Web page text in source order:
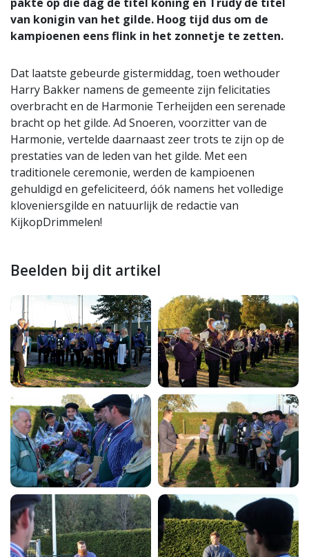
van konigin van het gilde. Hoog tijd dus om de
kampioenen eens flink in het zonnetje te zetten.
Dat laatste gebeurde gistermiddag, toen wethouder
Harry Bakker namens de gemeente zijn felicitaties
overbracht en de Harmonie Terheijden een serenade
bracht op het gilde. Ad Snoeren, voorzitter van de
Harmonie, vertelde daarnaast zeer trots te zijn op de
prestaties van de leden van het gilde. Met een
traditionele ceremonie, werden de kampioenen
gehuldigd en gefeliciteerd, óók namens het volledige
kloveniersgilde en natuurlijk de redactie van
KijkopDrimmelen!
Beelden bij dit artikel